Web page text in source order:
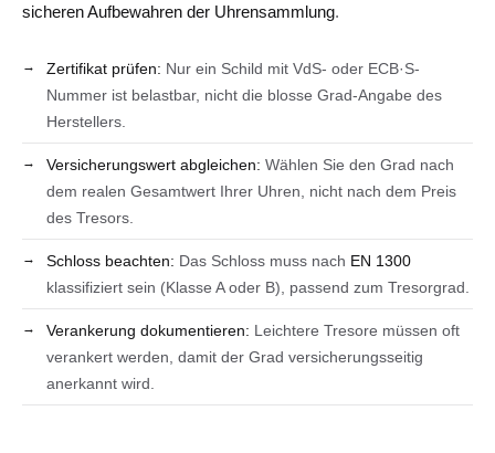
sicheren Aufbewahren der Uhrensammlung.
Zertifikat prüfen: Nur ein Schild mit VdS- oder ECB·S-
Nummer ist belastbar, nicht die blosse Grad-Angabe des
Herstellers.
Versicherungswert abgleichen: Wählen Sie den Grad nach
dem realen Gesamtwert Ihrer Uhren, nicht nach dem Preis
des Tresors.
Schloss beachten: Das Schloss muss nach EN 1300
klassifiziert sein (Klasse A oder B), passend zum Tresorgrad.
Verankerung dokumentieren: Leichtere Tresore müssen oft
verankert werden, damit der Grad versicherungsseitig
anerkannt wird.